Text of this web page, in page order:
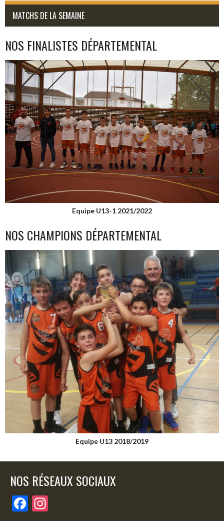
MATCHS DE LA SEMAINE
NOS FINALISTES DÉPARTEMENTAL
Equipe U13-1 2021/2022
NOS CHAMPIONS DÉPARTEMENTAL
Equipe U13 2018/2019
NOS RÉSEAUX SOCIAUX
F